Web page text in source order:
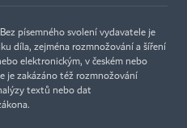
písemného svolení vydavatele je
díla, zejména rozmnožování a šíření
elektronickým, v českém nebo
je zakázáno též rozmnožování
textů nebo dat